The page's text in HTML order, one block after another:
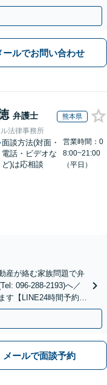
相談あり】
ールでお問い合わせ
弁護士 熊本県
法律事務所
面談方法(対面・
電話・ビデオな
ど)は応相談
営業時間：0
8:00~21:00
（平日）
産が絡む家族問題で弁
096-288-2193)へ／
す【LINE24時間予約受
メールで面談予約